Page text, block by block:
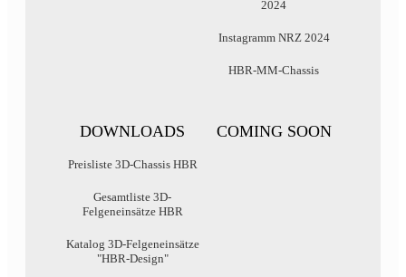
2024
Instagramm NRZ 2024
HBR-MM-Chassis
DOWNLOADS
Preisliste 3D-Chassis HBR
Gesamtliste 3D-
Felgeneinsätze HBR
Katalog 3D-Felgeneinsätze
"HBR-Design"
COMING SOON